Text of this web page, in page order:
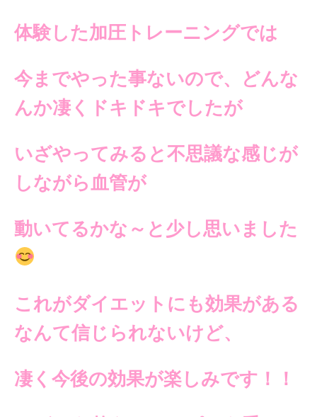
体験した加圧トレーニングでは
今までやった事ないので、
どんな
んか凄くドキドキでしたが
いざやってみると不思議な感じが
しながら血管が
動いてるかな～と少し思いました
これがダイエットにも効果がある
なんて信じられないけど、
凄く今後の効果が楽しみです！！